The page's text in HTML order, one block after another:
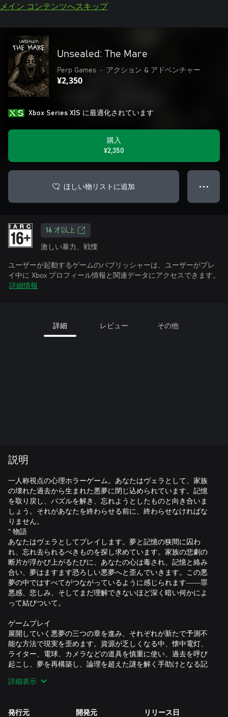
メイン コンテンツへスキップ
Unsealed: The Mare
Perp Games • アクション & アドベンチャー
¥2,350
Xbox Series X|S に最適化されています
購入
¥2,350
ほしい物リストに追加 ● ● ●
16 才以上
激しい暴力、戦慄
ユーザーが起動するゲームのパブリッシャーは、ユーザーがプレ
イ中に Xbox プロフィール情報と関連データにアクセスできます。
詳細情報
詳細 レビュー その他
説明
一人称視点の心理ホラーゲーム。あなたはヴェラとして、家族
の壊れた過去から生まれた悪夢に閉じ込められています。記憶
を取り戻し、パズルを解き、忘れようとしたものと向き合いま
しょう。それがあなたを終わらせる前に、終わらせなければな
りません。
" 物語
あなたはヴェラとしてプレイします。夢と記憶の狭間に囚わ
れ、忘れ去られるべきものを探し求めています。家族の悲劇の
断片が浮かび上がるたびに、あなたの心は毒され、記憶と絡み
合い、夢はますます恐ろしい悪夢へと歪んでいきます。この悪
夢の中ではすべてがつながっているように感じられます――罪
悪感、悲しみ、そしてまだ理解できないほど深く暗い何かによ
って結びついて。
ゲームプレイ
展開していく悪夢の三つの章を進み、それぞれが新たで予測不
能な方法で現実を歪めます。資源が乏しくなる中、懐中電灯、
ライター、電球、カメラなどの道具を慎重に使い、過去を呼び
起こし、夢を再構築し、論理を超えた謎を解く手助けとなる記
憶に基づくフォーカス視界を活用してください。記憶の断片を
破壊し、彼女の支配力を一時的に弱めましょう。
詳細表示
発行元 開発元 リリース日